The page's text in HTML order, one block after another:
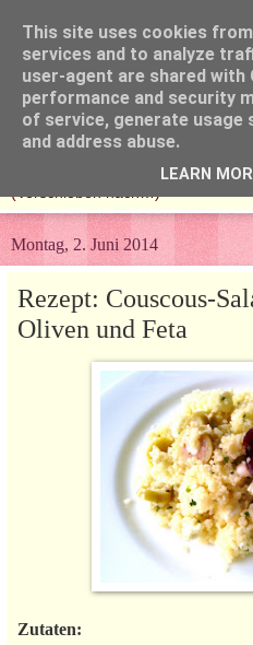
Montag, 2. Juni 2014
Rezept: Couscous-
Oliven und Feta
Zutaten:
This site uses cookies
services and to analyze
user-agent are shared with
performance and security
of service, generate
and address abuse.
LEARN